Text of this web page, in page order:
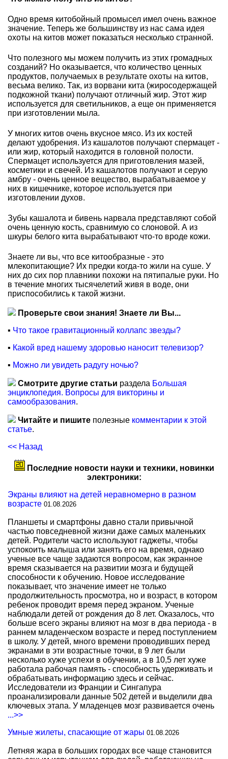
Одно время китобойный промысел имел очень важное
значение. Теперь же большинству из нас сама идея
охоты на китов может показаться несколько странной.
Что полезного мы можем получить из этих громадных
созданий? Но оказывается, что количество ценных
продуктов, получаемых в результате охоты на китов,
весьма велико. Так, из ворвани кита (жиросодержащей
подкожной ткани) получают отличный жир. Этот жир
используется для светильников, а еще он применяется
при изготовлении мыла.
У многих китов очень вкусное мясо. Из их костей
делают удобрения. Из кашалотов получают спермацет -
или жир, который находится в головной полости.
Спермацет используется для приготовления мазей,
косметики и свечей. Из кашалотов получают и серую
амбру - очень ценное вещество, вырабатываемое у
них в кишечнике, которое используется при
изготовлении духов.
Зубы кашалота и бивень нарвала представляют собой
очень ценную кость, сравнимую со слоновой. А из
шкуры белого кита вырабатывают что-то вроде кожи.
Знаете ли вы, что все китообразные - это
млекопитающие? Их предки когда-то жили на суше. У
них до сих пор плавники похожи на пятипалые руки. Но
в течение многих тысячелетий живя в воде, они
приспособились к такой жизни.
Проверьте свои знания! Знаете ли Вы...
▪ Что такое гравитационный коллапс звезды?
▪ Какой вред нашему здоровью наносит телевизор?
▪ Можно ли увидеть радугу ночью?
Смотрите другие статьи раздела Большая
энциклопедия. Вопросы для викторины и
самообразования.
Читайте и пишите полезные комментарии к этой
статье.
<< Назад
Последние новости науки и техники, новинки
электроники:
Экраны влияют на детей неравномерно в разном
возрасте 01.08.2026
Планшеты и смартфоны давно стали привычной
частью повседневной жизни даже самых маленьких
детей. Родители часто используют гаджеты, чтобы
успокоить малыша или занять его на время, однако
ученые все чаще задаются вопросом, как экранное
время сказывается на развитии мозга и будущей
способности к обучению. Новое исследование
показывает, что значение имеет не только
продолжительность просмотра, но и возраст, в котором
ребенок проводит время перед экраном. Ученые
наблюдали детей от рождения до 8 лет. Оказалось, что
больше всего экраны влияют на мозг в два периода - в
раннем младенческом возрасте и перед поступлением
в школу. У детей, много времени проводивших перед
экранами в эти возрастные точки, в 9 лет были
несколько хуже успехи в обучении, а в 10,5 лет хуже
работала рабочая память - способность удерживать и
обрабатывать информацию здесь и сейчас.
Исследователи из Франции и Сингапура
проанализировали данные 502 детей и выделили два
ключевых этапа. У младенцев мозг развивается очень
...>>
Умные жилеты, спасающие от жары 01.08.2026
Летняя жара в больших городах все чаще становится